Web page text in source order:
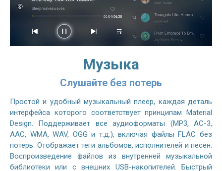
Музыка
Слушайте без потерь
Простой и удобный музыкальный плеер, каждая деталь
интерфейса которого соответствует принципам Material
Design. Поддерживает все аудиоформаты (MP3, AC-3,
AAC, WMA, WAV, OGG и т.д.), включая файлы FLAC без
потерь. Отображает теги альбомов, исполнителей и песен.
Воспроизведение файлов из внутренней музыкальной
библиотеки или с внешних USB-накопителей. Быстрый